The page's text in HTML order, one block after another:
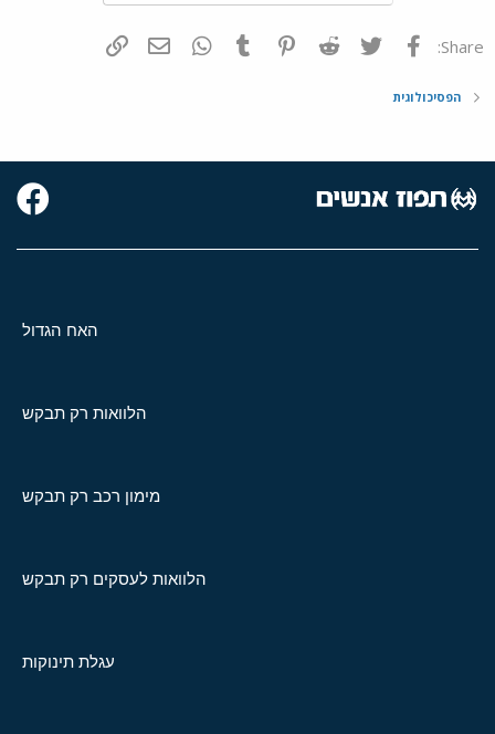
Share: פייסבוק Twitter
Reddit
Pinterest
Tumblr
WhatsAppדואר אלקטרוני
הפסיכולוגית
האח הגדול
הלוואות רק תבקש
מימון רכב רק תבקש
הלוואות לעסקים רק תבקש
עגלת תינוקות